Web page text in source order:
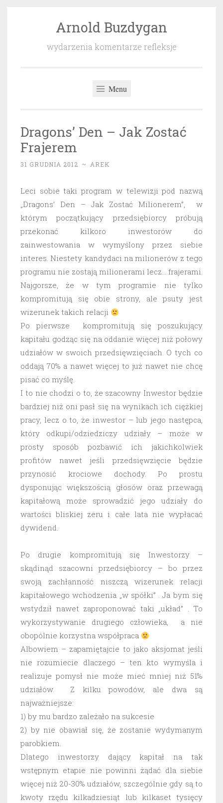
Arnold Buzdygan
wydarzenia komentarze refleksje
Menu
Dragons’ Den – Jak Zostać
Frajerem
31 GRUDNIA 2012 ~ AREK
Leci sobie taki program w telewizji pod nazwą
„Dragons’ Den – Jak Zostać Milionerem”, w
którym początkujący przedsiębiorcy próbują
przekonać kilkoro inwestorów do
zainwestowania w wymyślony przez siebie
interes. Niestety kandydaci na milionerów z tego
programu nie zostają milionerami lecz… frajerami.
Najgorsze, że w tym programie nie tylko
kompromitują się obie strony, ale psuty jest
wizerunek takich relacji
Po pierwsze kompromitują się poszukujący
kapitału godząc się na oddanie więcej niż połowy
udziałów w swoich przedsięwzięciach. O tych co
oddają 70% a nawet więcej to już nawet nie chcę
pisać co myślę.
I to nie chodzi o to, że szacowny Inwestor będzie
bardziej niż oni pasł się na wynikach ich ciężkiej
pracy, lecz o to, że inwestor – lub jego następca,
który odkupi/odziedziczy udziały – może w
prosty sposób pozbawić ich jakichkolwiek
profitów nawet jeśli przedsięwzięcie będzie
przynosić krociowe dochody. Po prostu
dysponując większością głosów oraz przewagą
kapitałową może sprowadzić jego udziały do
wartości bliskiej zeru i całe lata nie wypłacać
dywidend.
Po drugie kompromitują się Inwestorzy –
skądinąd szacowni przedsiębiorcy – bo przez
swoją zachłanność niszczą wizerunek relacji
kapitałowego wchodzenia „w spółki” . Ja bym się
wstydził nawet zaproponować taki „układ” . To
wykorzystywanie drugiego człowieka, a nie
obopólnie korzystna współpraca
Albowiem – zapamiętajcie to jako aksjomat jeśli
nie rozumiecie dlaczego – ten kto wymyśla i
realizuje pomysł nie może mieć mniej niż 51%
udziałów. Z kilku powodów, ale dwa są
najważniejsze:
1) by mu bardzo zależało na sukcesie
2) by nie obawiał się, że zostanie wydymanym
parobkiem.
Dlatego inwestorzy dający kapitał na tak
wstępnym etapie nie powinni żądać dla siebie
więcej niż 20-30% udziałów, szczególnie gdy są to
kwoty rzędu kilkadziesiąt lub kilkaset tysięcy